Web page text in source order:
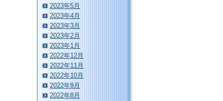
2023年5月
2023年4月
2023年3月
2023年2月
2023年1月
2022年12月
2022年11月
2022年10月
2022年9月
2022年8月